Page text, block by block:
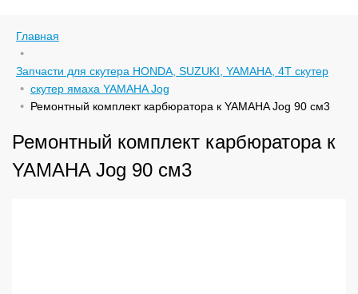
Главная
Запчасти для скутера HONDA, SUZUKI, YAMAHA, 4Т скутер
скутер ямаха YAMAHA Jog
Ремонтный комплект карбюратора к YAMAHA Jog 90 см3
Ремонтный комплект карбюратора к
YAMAHA Jog 90 см3